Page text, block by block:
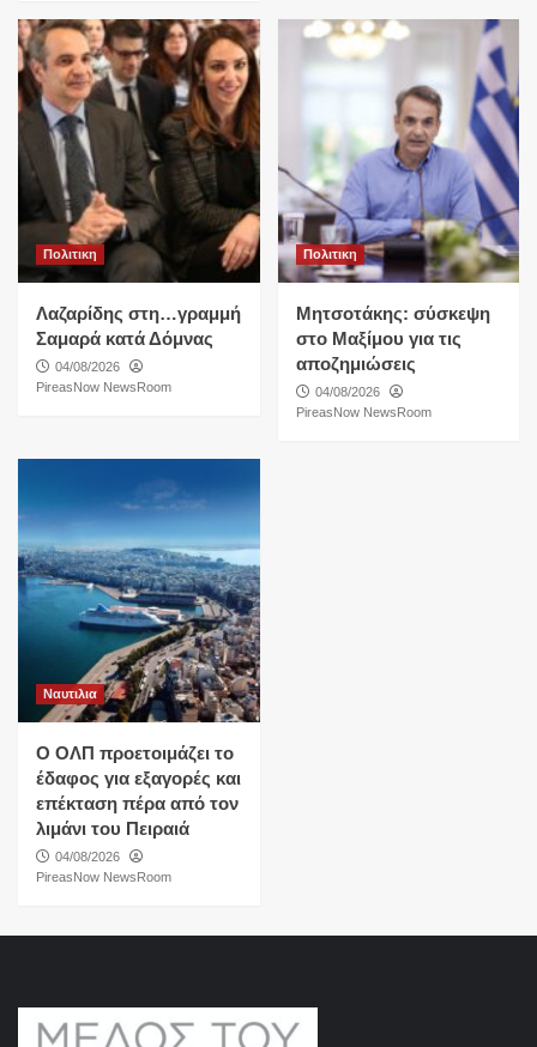
Πολιτικη
Λαζαρίδης στη…γραμμή
Σαμαρά κατά Δόμνας
04/08/2026
PireasNow NewsRoom
Πολιτικη
Μητσοτάκης: σύσκεψη
στο Μαξίμου για τις
αποζημιώσεις
04/08/2026
PireasNow NewsRoom
Ναυτιλια
O ΟΛΠ προετοιμάζει το
έδαφος για εξαγορές και
επέκταση πέρα από τον
λιμάνι του Πειραιά
04/08/2026
PireasNow NewsRoom